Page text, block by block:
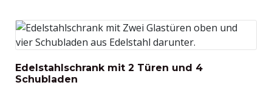
Edelstahlschrank mit 2 Türen und 4
Schubladen